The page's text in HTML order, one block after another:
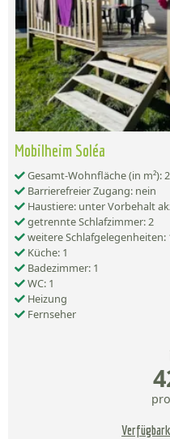
Mobilheim Soléa
Gesamt-Wohnfläche (in m²):
Barrierefreier Zugang: nein
Haustiere: unter Vorbehalt
getrennte Schlafzimmer: 2
weitere Schlafgelegenheiten:
Küche: 1
Badezimmer: 1
WC: 1
Heizung
Fernseher